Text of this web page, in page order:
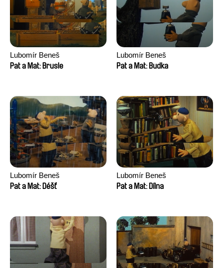
Lubomír Beneš
Pat a Mat: Brusle
Lubomír Beneš
Pat a Mat: Budka
Lubomír Beneš
Pat a Mat: Déšť
Lubomír Beneš
Pat a Mat: Dílna